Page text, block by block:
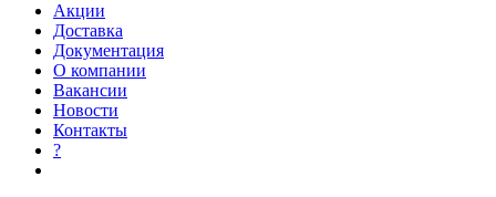
Акции
Доставка
Документация
О компании
Вакансии
Новости
Контакты
?